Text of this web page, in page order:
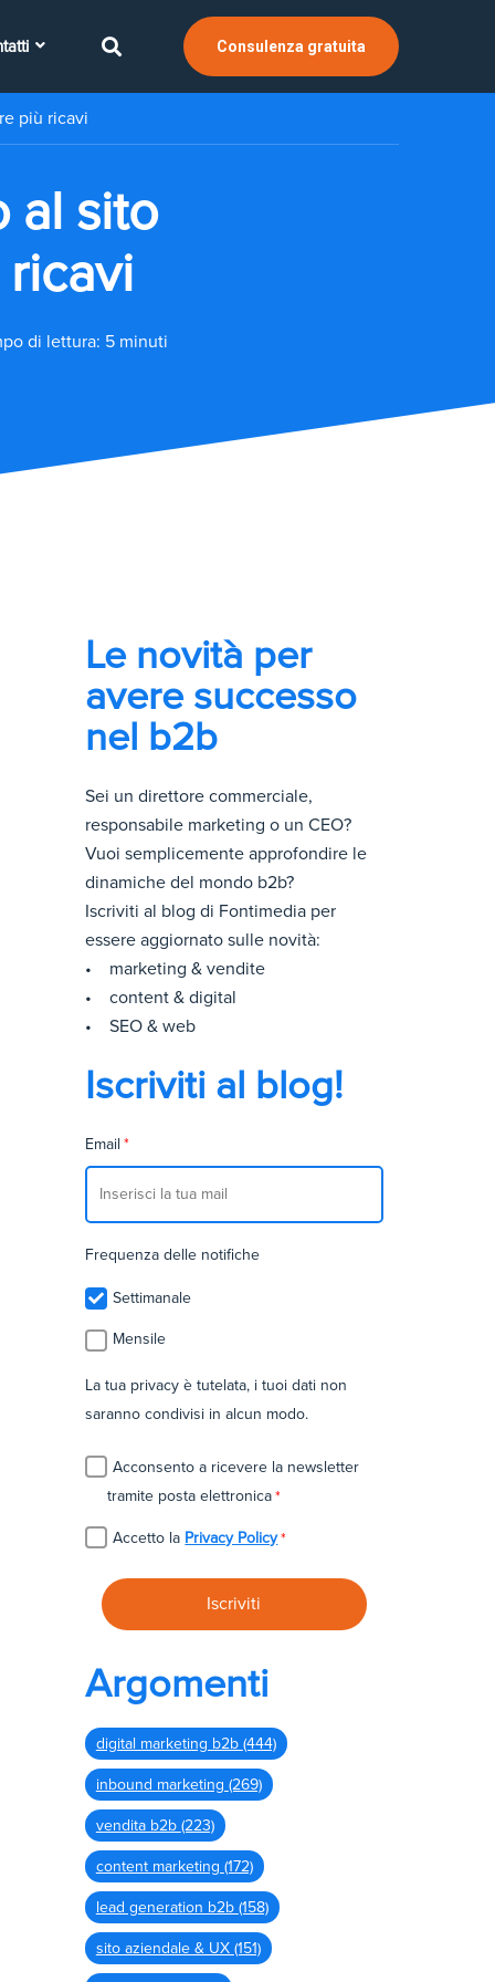
Consulenza gratuita
più ricavi
al sito
di lettura: 5 minuti
Le novità per
avere successo
nel b2b
Sei un direttore commerciale,
responsabile marketing o un CEO?
Vuoi semplicemente approfondire le
dinamiche del mondo b2b?
Iscriviti al blog di Fontimedia per
essere aggiornato sulle novità:
• marketing & vendite
• content & digital
• SEO & web
Iscriviti al blog!
Email *
Frequenza delle notifiche
Settimanale
Mensile
La tua privacy è tutelata, i tuoi dati non
saranno condivisi in alcun modo.
Acconsento a ricevere la newsletter
tramite posta elettronica*
Accetto la Privacy Policy*
Argomenti
digital marketing b2b (444)
inbound marketing (269)
vendita b2b (223)
content marketing (172)
lead generation b2b (158)
sito aziendale & UX (151)